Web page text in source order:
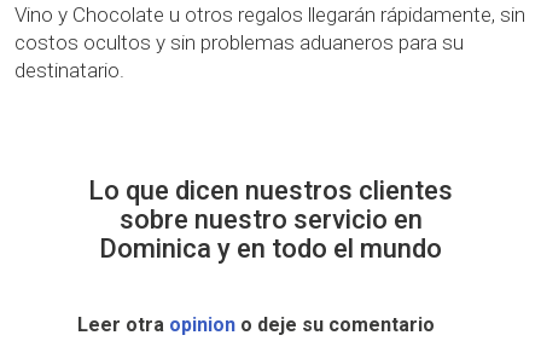
Vino y Chocolate u otros regalos llegarán rápidamente, sin
costos ocultos y sin problemas aduaneros para su
destinatario.
Lo que dicen nuestros clientes
sobre nuestro servicio en
Dominica y en todo el mundo
Leer otra opiniono deje su comentario